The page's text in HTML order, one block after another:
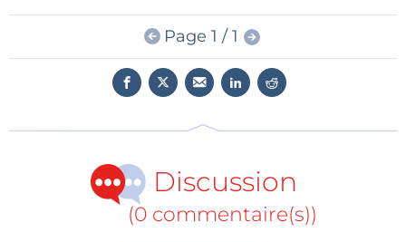
WG permet aux développeurs de microcontrôleurs
PIC d’ajouter en toute simplicité la connectivité au
Cloud aux produits de nouvelle génération, grâce au
portail gratuit www.PIC-IoT.com. Une fois connectés,
développement rapide MPLAB® Code Configurator
leur application. La carte associe des composants
intelligents, connectés et sécurisés permettant aux
développeurs de créer des applications connectées
Page 1 / 1
Discussion
(0 commentaire(s))